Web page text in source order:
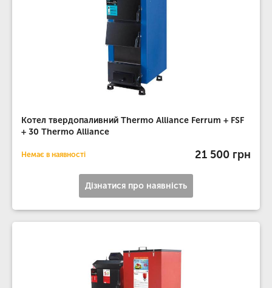
Котел твердопаливний Thermo Alliance Ferrum + FSF
+ 30 Thermo Alliance
Немає в наявності 21 500 грн
Дізнатися про наявність